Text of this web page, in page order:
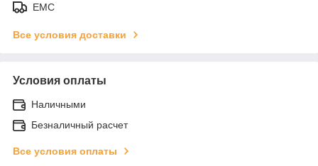
ЕМС
Все условия доставки
Условия оплаты
Наличными
Безналичный расчет
Все условия оплаты